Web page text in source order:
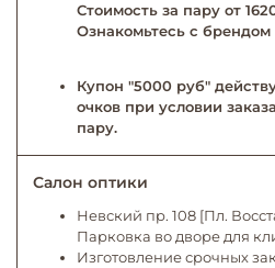
Стоимость за пару от
Ознакомьтесь с брендом
Купон "5000 руб"
очков при условии
пару.
Салон оптики
Невский пр. 108 [Пл.
Парковка во дворе для
Изготовление срочных